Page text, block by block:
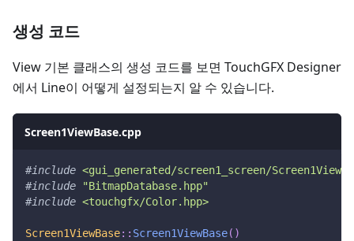
생성 코드
View 기본 클래스의 생성 코드를 보면 TouchGFX Designer
에서 Line이 어떻게 설정되는지 알 수 있습니다.
Screen1ViewBase.cpp
#include <gui_generated/screen1_screen/
#include
"BitmapDatabase.hpp"
#include <touchgfx/Color.hpp>
Screen1ViewBase:: Screen1ViewBase( )